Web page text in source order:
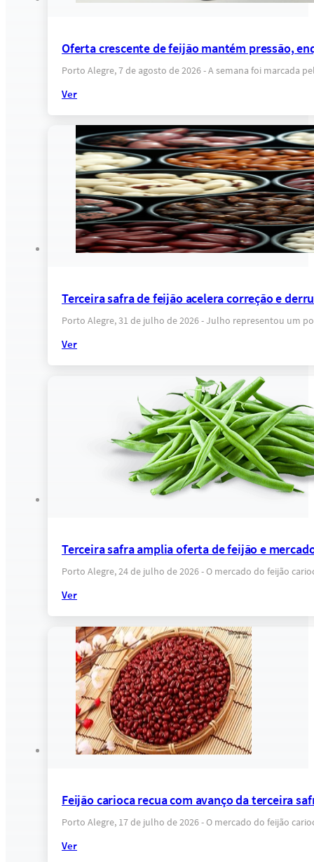
Oferta crescente de feijão mantém pressão,
Porto Alegre, 7 de agosto de 2026 - A semana foi marcada
Ver
Terceira safra de feijão acelera correção e
Porto Alegre, 31 de julho de 2026 - Julho representou um
Ver
Terceira safra amplia oferta de feijão e
Porto Alegre, 24 de julho de 2026 - O mercado do feijão
Ver
Feijão carioca recua com avanço da terceira
Porto Alegre, 17 de julho de 2026 - O mercado do feijão
Ver